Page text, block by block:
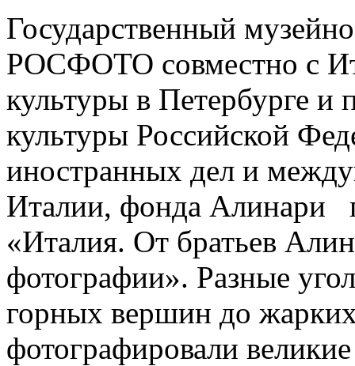
Государственный
РОСФОТО совместно с
культуры в Петербурге и
культуры Российской
иностранных дел и
Италии, фонда Алинари
«Италия. От братьев
фотографии». Разные
горных вершин до
фотографировали